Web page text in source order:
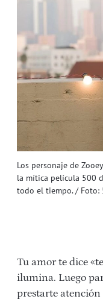
Los personaje de
la mítica película 500
todo el tiempo. / Foto:
Tu amor te dice
ilumina. Luego
prestarte atención